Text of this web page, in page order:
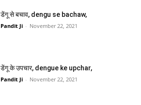
डेंगू से बचाव, dengu se bachaw,
Pandit Ji - November 22, 2021
डेंगू के उपचार, dengue ke upchar,
Pandit Ji - November 22, 2021